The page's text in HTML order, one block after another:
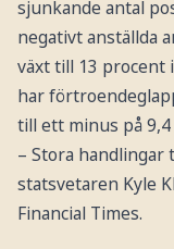
sjunkande antal
negativt anställda
växt till 13 procent
har
till ett minus på
– Stora handlingar
statsvetaren Kyle
Financial Times.